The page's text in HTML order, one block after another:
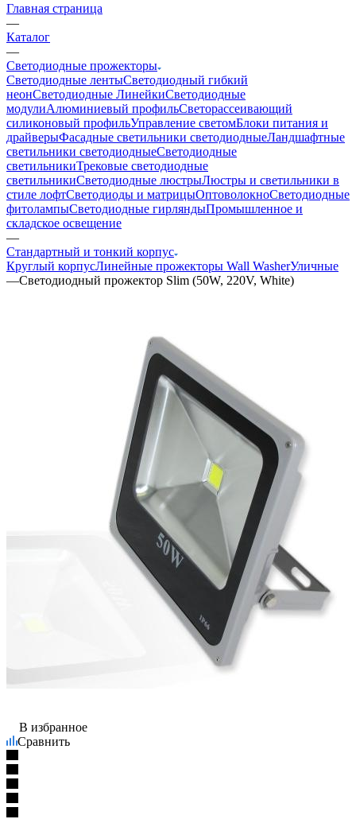
Главная страница
—
Каталог
—
Светодиодные прожекторы
Светодиодные лентыСветодиодный гибкий
неонСветодиодные ЛинейкиСветодиодные
модулиАлюминиевый профильСветорассеивающий
силиконовый профильУправление светомБлоки питания и
драйверыФасадные светильники светодиодныеЛандшафтные
светильники светодиодныеСветодиодные
светильникиТрековые светодиодные
светильникиСветодиодные люстрыЛюстры и светильники в
стиле лофтСветодиоды и матрицыОптоволокноСветодиодные
фитолампыСветодиодные гирляндыПромышленное и
складское освещение
—
Стандартный и тонкий корпус
Круглый корпусЛинейные прожекторы Wall WasherУличные
—Светодиодный прожектор Slim (50W, 220V, White)
В избранное
Сравнить